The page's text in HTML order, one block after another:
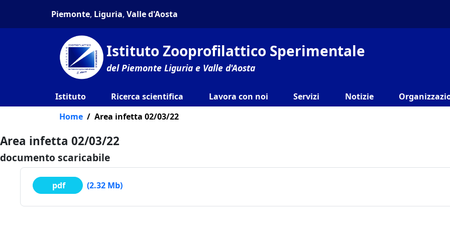
Piemonte, Liguria, Valle d'Aosta
Istituto Zooprofilattico Sperimentale
del Piemonte Liguria e Valle d'Aosta
Istituto Ricerca scientifica Lavora con noi Servizi Notizie
Home
Area infetta 02/03/22
Area infetta 02/03/22
documento scaricabile
pdf (2.32 Mb)